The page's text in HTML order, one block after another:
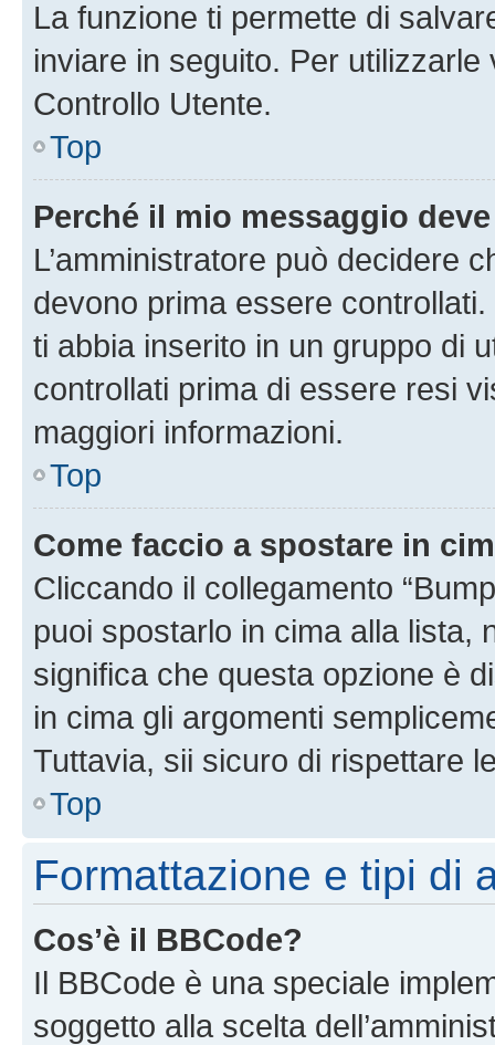
La funzione ti permette di
inviare in seguito. Per utilizzarle
Controllo Utente.
Top
Perché il mio messaggio
L’amministratore può decidere
devono prima essere
ti abbia inserito in un gruppo di
controllati prima di essere resi
maggiori informazioni.
Top
Come faccio a spostare in
Cliccando il collegamento
puoi spostarlo in cima alla lista,
significa che questa opzione è
in cima gli argomenti
Tuttavia, sii sicuro di rispettare
Top
Formattazione e tipi di
Cos’è il BBCode?
Il BBCode è una speciale
soggetto alla scelta